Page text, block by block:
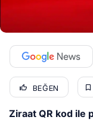
BEĞEN
Ziraat QR kod ile